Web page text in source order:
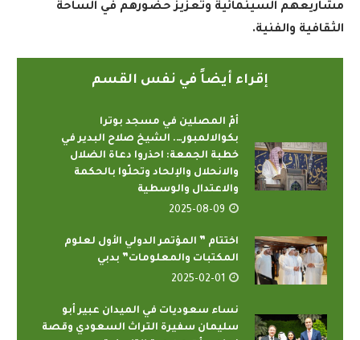
مشاريعهم السينمائية وتعزيز حضورهم في الساحة
الثقافية والفنية.
إقراء أيضاً في نفس القسم
أمّ المصلين في مسجد بوترا
بكوالالمبور…. الشيخ صلاح البدير في
خطبة الجمعة: احذروا دعاة الضلال
والانحلال والإلحاد وتحلّوا بالحكمة
والاعتدال والوسطية
2025-08-09
اختتام ” المؤتمر الدولي الأول لعلوم
المكتبات والمعلومات” بدبي
2025-02-01
نساء سعوديات في الميدان عبير أبو
سليمان سفيرة التراث السعودي وقصة